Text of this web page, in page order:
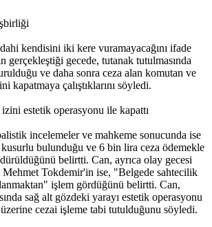
kendisini iki kere vuramayacağını ifade
gerçekleştiği gecede, tutanak tutulmasında
ve daha sonra ceza alan komutan ve
kapatmaya çalıştıklarını söyledi.
estetik operasyonu ile kapattı
incelemeler ve mahkeme sonucunda ise
kusurlu bulunduğu ve 6 bin lira ceza ödemekle
belirtti. Can, ayrıca olay gecesi
Tokdemir'in ise, "Belgede sahtecilik
işlem gördüğünü belirtti. Can,
sağ alt gözdeki yarayı estetik operasyonu
üzerine cezai işleme tabi tutulduğunu söyledi.